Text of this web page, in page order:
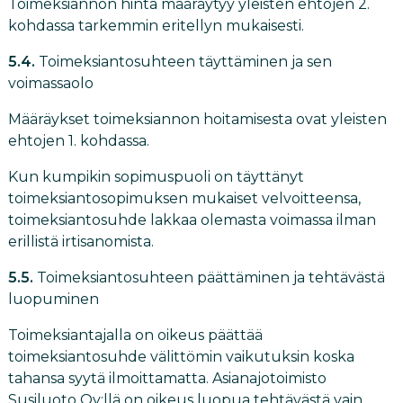
Toimeksiannon hinta määräytyy yleisten ehtojen 2.
kohdassa tarkemmin eritellyn mukaisesti.
5.4. Toimeksiantosuhteen täyttäminen ja sen
voimassaolo
Määräykset toimeksiannon hoitamisesta ovat yleisten
ehtojen 1. kohdassa.
Kun kumpikin sopimuspuoli on täyttänyt
toimeksiantosopimuksen mukaiset velvoitteensa,
toimeksiantosuhde lakkaa olemasta voimassa ilman
erillistä irtisanomista.
5.5. Toimeksiantosuhteen päättäminen ja tehtävästä
luopuminen
Toimeksiantajalla on oikeus päättää
toimeksiantosuhde välittömin vaikutuksin koska
tahansa syytä ilmoittamatta. Asianajotoimisto